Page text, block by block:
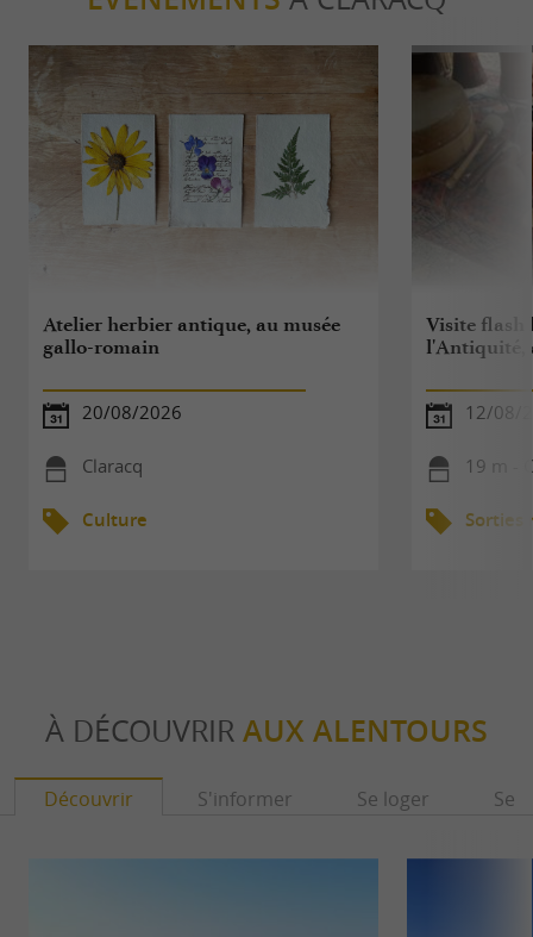
Atelier herbier antique, au musée
gallo-romain
20/08/2026
Claracq
Culture
Visite flash
l'Antiquité,
12/08/
19 m -
Sorties
À DÉCOUVRIR AUX ALENTOURS
Découvrir S'informer Se loger Se